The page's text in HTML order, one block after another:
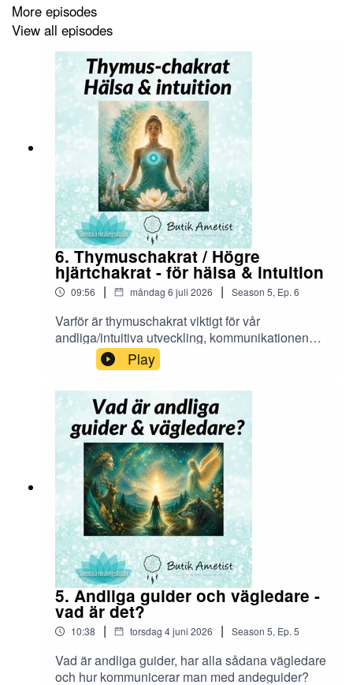
More episodes
View all episodes
6. Thymuschakrat / Högre
hjärtchakrat - för hälsa & intuition
09:56 | måndag 6 juli 2026 | Season 5, Ep. 6
Varför är thymuschakrat viktigt för vår
andliga/intuitiva utveckling, kommunikationen
med änglar & guider, samt för vår hälsa? Tips
och övning i detta podavsnitt. :) Fler övningar, bli
månadsmedlem på
https://www.svenskahealingskolan.se/program/h
ealingmeditationer-manadsmedlemskap
Play
5. Andliga guider och vägledare -
vad är det?
10:38 | torsdag 4 juni 2026 | Season 5, Ep. 5
Vad är andliga guider, har alla sådana vägledare
och hur kommunicerar man med andeguider?